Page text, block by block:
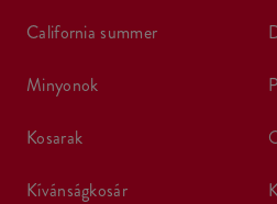
california summer
minyonok
kosarak
kívánságkosár